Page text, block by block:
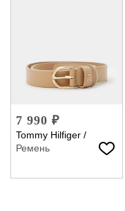
7 990 ₽
Tommy Hilfiger /
Ремень